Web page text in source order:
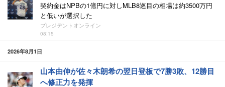
契約金はNPBの1億円に対しMLB8巡目の相場は約3500万円
と低いが選択した
プレジデントオンライン
08:15
2026年8月1日
山本由伸が佐々木朗希の翌日登板で7勝3敗、12勝目
へ修正力を発揮